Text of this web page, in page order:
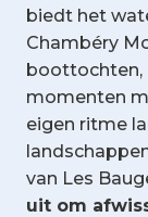
biedt het
Chambéry
boottochten,
momenten
eigen ritme
van Les
uit om